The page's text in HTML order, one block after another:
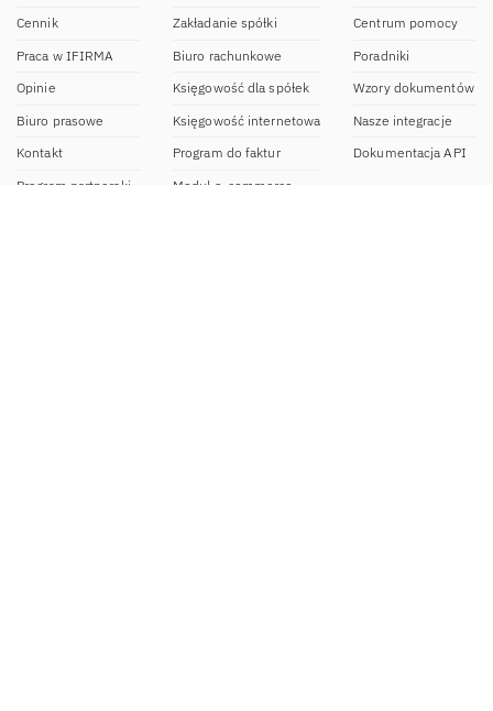
Cennik
Praca w IFIRMA
Opinie
Biuro prasowe
Kontakt
Program partnerski
Zakładanie spółki
Biuro rachunkowe
Księgowość dla spółek
Księgowość internetowa
Program do faktur
Moduł e-commerce
Centrum pomocy
Poradniki
Wzory dokumentów
Nasze integracje
Dokumentacja API